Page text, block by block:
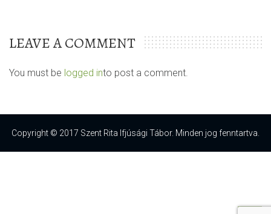
LEAVE A COMMENT
You must be logged into post a comment.
Copyright © 2017 Szent Rita Ifjúsági Tábor. Minden jog fenntartva.